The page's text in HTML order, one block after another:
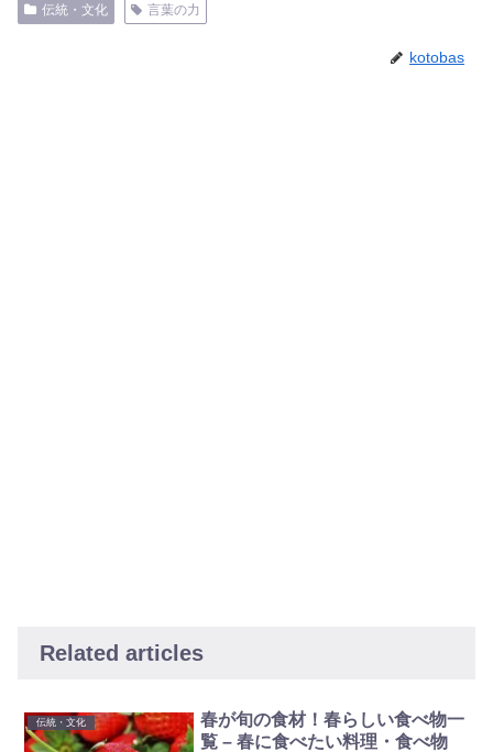
伝統・文化 言葉の力
kotobas
Related articles
伝統・文化
春が旬の食材！春らしい食べ物一
覧 – 春に食べたい料理・食べ物